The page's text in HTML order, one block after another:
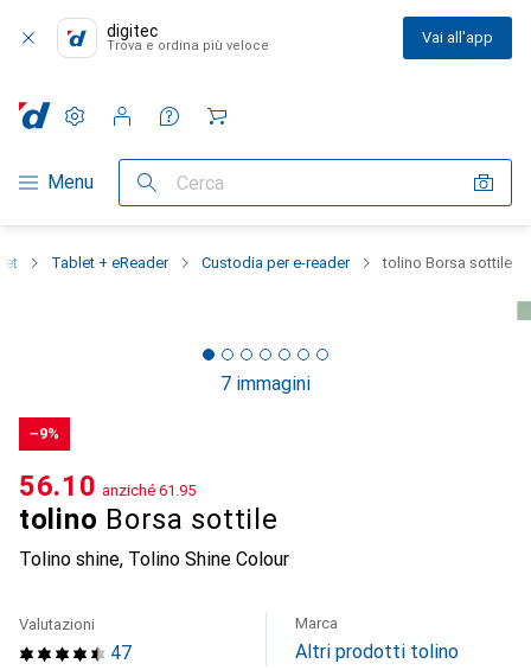
digitec
Trova e ordina più veloce Vai all'app
Categoria Navigazione
Menu Cerca
Impostazioni
Conto cliente
Liste di confronto
Liste dei desideri
Carrello
Tablet + eReader Custodia per e-reader tolino Borsa sottile
7 immagini
−9%
tolino Borsa sottile
Tolino shine, Tolino Shine Colour
CHF
56.10 anziché CHF
61.95
47
Valutazioni Marca
Altri prodotti tolino